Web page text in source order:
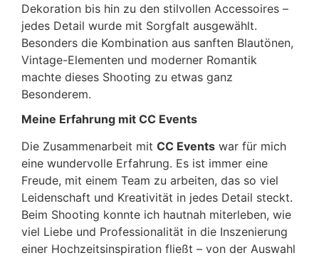
Dekoration bis hin zu den stilvollen Accessoires –
jedes Detail wurde mit Sorgfalt ausgewählt.
Besonders die Kombination aus sanften Blautönen,
Vintage-Elementen und moderner Romantik
machte dieses Shooting zu etwas ganz
Besonderem.
Meine Erfahrung mit CC Events
Die Zusammenarbeit mit CC Events war für mich
eine wundervolle Erfahrung. Es ist immer eine
Freude, mit einem Team zu arbeiten, das so viel
Leidenschaft und Kreativität in jedes Detail steckt.
Beim Shooting konnte ich hautnah miterleben, wie
viel Liebe und Professionalität in die Inszenierung
einer Hochzeitsinspiration fließt – von der Auswahl